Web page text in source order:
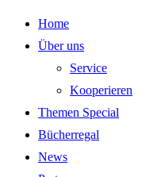
Zum
Inhalt
Home
Über uns
Service
Kooperieren
Themen Special
Bücherregal
News